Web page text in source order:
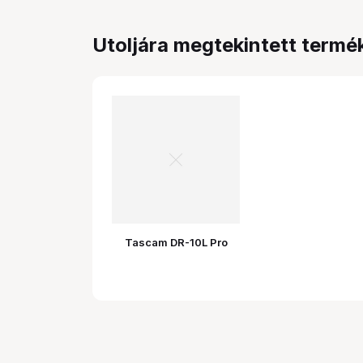
Utoljára megtekintett
Tascam DR-10L Pro